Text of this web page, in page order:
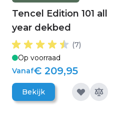
Tencel Edition 101 all
year dekbed
(7)
Op voorraad
Vanaf€ 209,95
Bekijk